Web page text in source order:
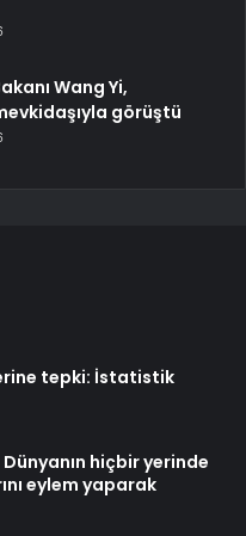
Wang Yi,
görüştü
tepki: İstatistik
hiçbir yerinde
eylem yaparak